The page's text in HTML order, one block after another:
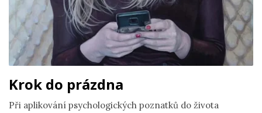
Krok do prázdna
Při aplikování psychologických poznatků do života